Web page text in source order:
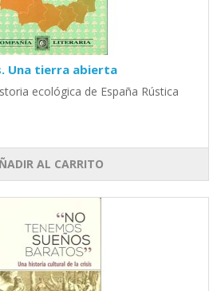
Una tierra abierta
ecológica de España Rústica
AL CARRITO